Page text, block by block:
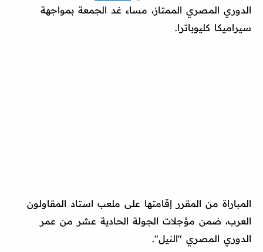
الدوري المصري الممتاز، مساء غد الجمعة بمواجهة
سيراميكا كليوباترا.
المباراة من المقرر إقامتها على ملعب استاد المقاولون
العرب، ضمن مؤجلات الجولة الحادية عشر من عمر
الدوري المصري "النيل".